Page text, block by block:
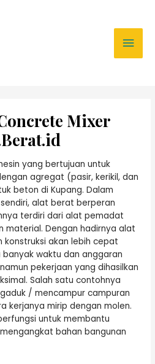
Mixer
yang bertujuan untuk
agregat (pasir, kerikil, dan
beton di Kupang. Dalam
alat berat berperan
terdiri dari alat pemadat
material. Dengan hadirnya alat
akan lebih cepat
waktu dan anggaran
pekerjaan yang dihasilkan
Salah satu contohnya
/ mencampur campuran
kerjanya mirip dengan molen.
untuk membantu
bahan bangunan